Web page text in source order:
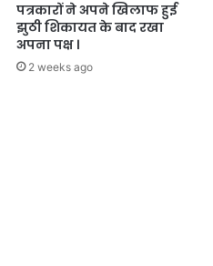
पत्रकारों ने अपने खिलाफ हुई
झुठी शिकायत के बाद रखा
अपना पक्ष ।
2 weeks ago